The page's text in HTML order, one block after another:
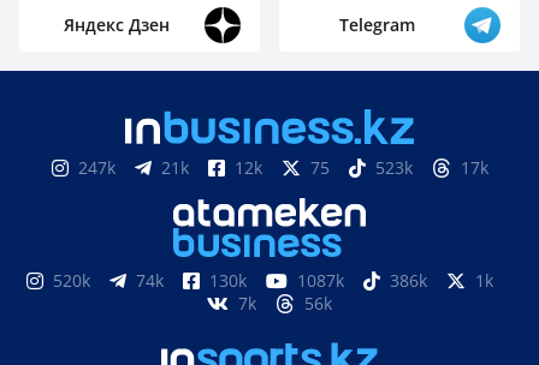
Яндекс Дзен Telegram
247k 21k 12k 75 523k 17k
520k 74k 130k 1087k 386k
1k
7k
56k